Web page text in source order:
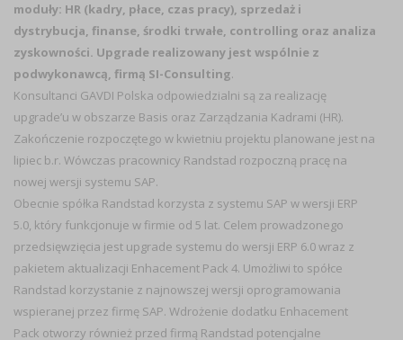
moduły: HR (kadry, płace, czas pracy), sprzedaż i
dystrybucja, finanse, środki trwałe, controlling oraz analiza
zyskowności. Upgrade realizowany jest wspólnie z
podwykonawcą, firmą SI-Consulting.
Konsultanci GAVDI Polska odpowiedzialni są za realizację
upgrade’u w obszarze Basis oraz Zarządzania Kadrami (HR).
Zakończenie rozpoczętego w kwietniu projektu planowane jest na
lipiec b.r. Wówczas pracownicy Randstad rozpoczną pracę na
nowej wersji systemu SAP.
Obecnie spółka Randstad korzysta z systemu SAP w wersji ERP
5.0, który funkcjonuje w firmie od 5 lat. Celem prowadzonego
przedsięwzięcia jest upgrade systemu do wersji ERP 6.0 wraz z
pakietem aktualizacji Enhacement Pack 4. Umożliwi to spółce
Randstad korzystanie z najnowszej wersji oprogramowania
wspieranej przez firmę SAP. Wdrożenie dodatku Enhacement
Pack otworzy również przed firmą Randstad potencjalne